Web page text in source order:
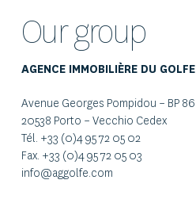
Our group
AGENCE IMMOBILIÈRE DU GOLFE
Avenue Georges Pompidou – BP 86
20538 Porto – Vecchio Cedex
Tél. +33 (0)4 95 72 05 02
Fax. +33 (0)4 95 72 05 03
info@aggolfe.com